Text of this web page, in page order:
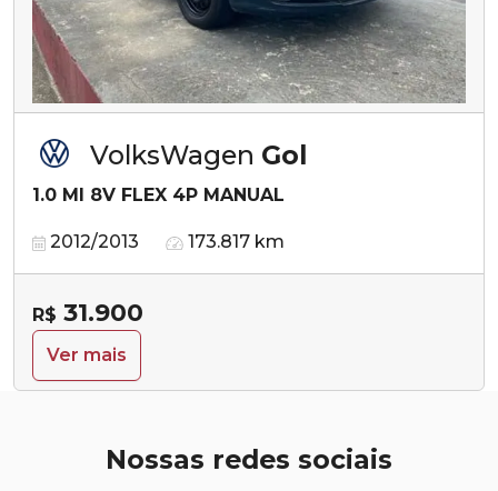
VolksWagen Gol
1.0 MI 8V FLEX 4P MANUAL
2012/2013 173.817 km
R$ 31.900
Ver mais
Nossas redes sociais